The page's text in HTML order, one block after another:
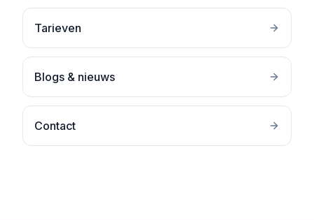
Tarieven
Blogs & nieuws
Contact